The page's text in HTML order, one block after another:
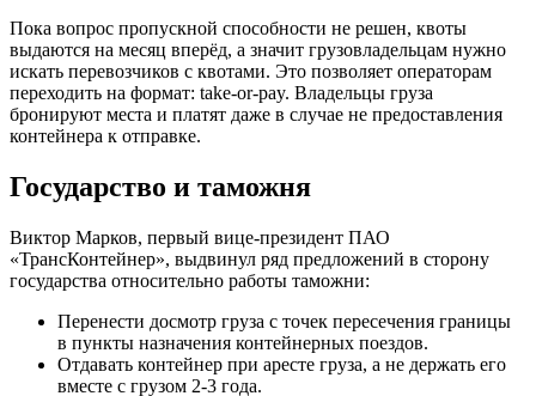
Пока вопрос пропускной способности не решен, квоты
выдаются на месяц вперёд, а значит грузовладельцам нужно
искать перевозчиков с квотами. Это позволяет операторам
переходить на формат: take-or-pay. Владельцы груза
бронируют места и платят даже в случае не предоставления
контейнера к отправке.
Государство и таможня
Виктор Марков, первый вице-президент ПАО
«ТрансКонтейнер», выдвинул ряд предложений в сторону
государства относительно работы таможни:
Перенести досмотр груза с точек пересечения границы
в пункты назначения контейнерных поездов.
Отдавать контейнер при аресте груза, а не держать его
вместе с грузом 2-3 года.